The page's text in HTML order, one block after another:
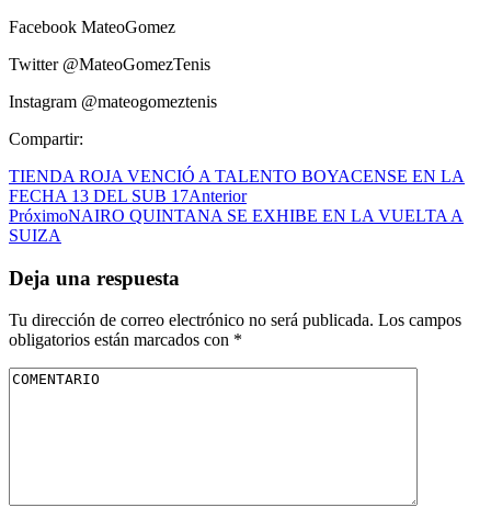
Facebook MateoGomez
Twitter @MateoGomezTenis
Instagram @mateogomeztenis
Compartir:
TIENDA ROJA VENCIÓ A TALENTO BOYACENSE EN LA
FECHA 13 DEL SUB 17Anterior
PróximoNAIRO QUINTANA SE EXHIBE EN LA VUELTA A
SUIZA
Deja una respuesta
Tu dirección de correo electrónico no será publicada. Los campos
obligatorios están marcados con *